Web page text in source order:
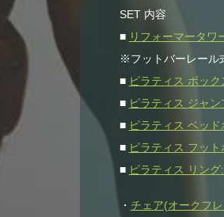
SET 内容
■ リフォーマータワ
※フットバーレール
■ ピラティス ボッ
■ ピラティス ジャ
■ ピラティス ベッ
■ ピラティス フッ
■ ピラティス リン
・ チェア(オークフ